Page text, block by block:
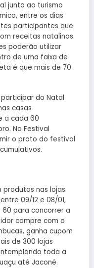
junto ao turismo
entre os dias
participantes que
receitas natalinas.
poderão utilizar
de uma faixa de
é que mais de 70
do Natal
casas
a cada 60
No Festival
o prato do festival
produtos nas lojas
09/12 e 08/01,
60 para concorrer a
compre com o
ganha cupom
de 300 lojas
toda a
até Jaconé.